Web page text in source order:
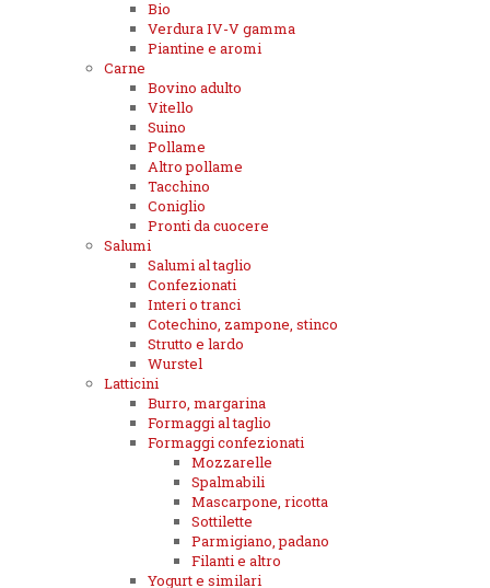
Bio
Verdura IV-V gamma
Piantine e aromi
Carne
Bovino adulto
Vitello
Suino
Pollame
Altro pollame
Tacchino
Coniglio
Pronti da cuocere
Salumi
Salumi al taglio
Confezionati
Interi o tranci
Cotechino, zampone, stinco
Strutto e lardo
Wurstel
Latticini
Burro, margarina
Formaggi al taglio
Formaggi confezionati
Mozzarelle
Spalmabili
Mascarpone, ricotta
Sottilette
Parmigiano, padano
Filanti e altro
Yogurt e similari